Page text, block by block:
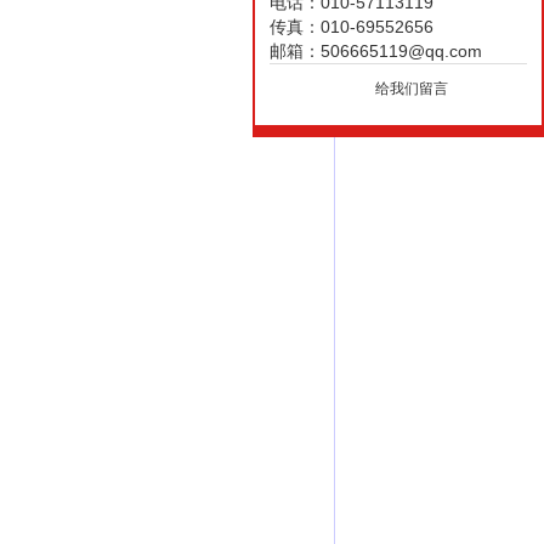
传真：010-69552656
邮箱：506665119@qq.com
给我们留言